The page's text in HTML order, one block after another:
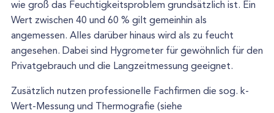
wie groß das Feuchtigkeitsproblem grundsätzlich ist. Ein
Wert zwischen 40 und 60 % gilt gemeinhin als
angemessen. Alles darüber hinaus wird als zu feucht
angesehen. Dabei sind Hygrometer für gewöhnlich für den
Privatgebrauch und die Langzeitmessung geeignet.
Zusätzlich nutzen professionelle Fachfirmen die sog. k-
Wert-Messung und Thermografie (siehe